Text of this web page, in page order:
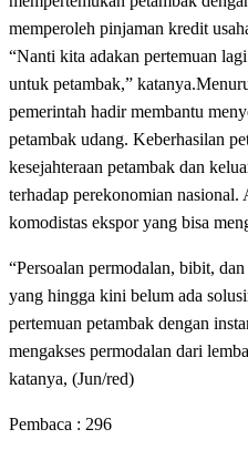
memperoleh pinjaman kredit
“Nanti kita adakan pertemuan
untuk petambak,”
pemerintah hadir membantu
petambak udang. Keberhasilan
kesejahteraan petambak dan
terhadap perekonomian nasional.
komodistas ekspor yang bisa
“Persoalan permodalan, bibit,
yang hingga kini belum ada
pertemuan petambak dengan
mengakses permodalan dari
katanya, (Jun/red)
Pembaca : 296